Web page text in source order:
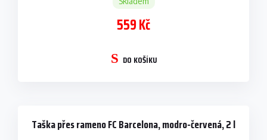
559 Kč
DO KOŠÍKU
Taška přes rameno FC Barcelona, modro-červená, 2 l